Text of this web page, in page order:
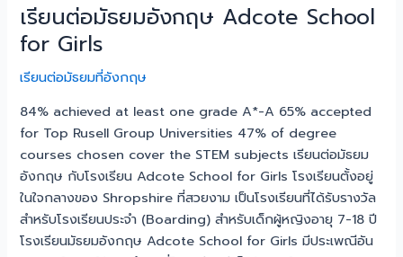
เรียนต่อมัธยมอังกฤษ Adcote School
for Girls
เรียนต่อมัธยมที่อังกฤษ
84% achieved at least one grade A*-A 65% accepted
for Top Rusell Group Universities 47% of degree
courses chosen cover the STEM subjects เรียนต่อมัธยม
อังกฤษ กับโรงเรียน Adcote School for Girls โรงเรียนตั้งอยู่
ในใจกลางของ Shropshire ที่สวยงาม เป็นโรงเรียนที่ได้รับรางวัล
สำหรับโรงเรียนประจำ (Boarding) สำหรับเด็กผู้หญิงอายุ 7-18 ปี
โรงเรียนมัธยมอังกฤษ Adcote School for Girls มีประเพณีอัน